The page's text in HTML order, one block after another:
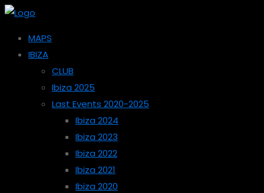
MAPS
IBIZA
CLUB
Ibiza 2025
Last Events 2020-2025
Ibiza 2024
Ibiza 2023
Ibiza 2022
Ibiza 2021
Ibiza 2020